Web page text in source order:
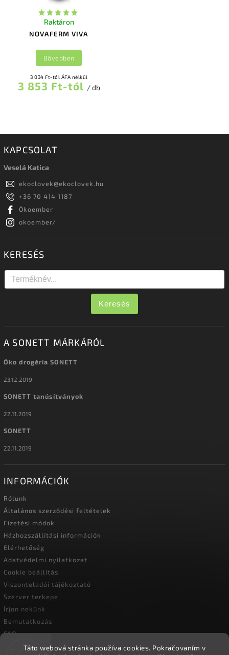
Táto webová stránka používa cookies. Pokračovaním v
NOVAFERM VIVA
Raktáron
3 034 Ft-tól ÁFA nélkül
3 853 Ft-tól / db
Bővebben
KAPCSOLAT
Veselá Katica
ekoclovek@ekoclovek.hu
+36 70 414 1187
Ökoember
okoember/
KERESÉS
Keresés
A SONETT MÁRKÁRÓL
Öko drogéria SONETT
23.12.2019
SONETT tanúsítványok
22.11.2019
SONETT
22.11.2019
INFORMÁCIÓK
Rólunk
Általános szerződési feltételek
Fizetési módok
Házhozszállítási információk
Elérhetőség
Adatvédelmi nyilatkozat
Cookie beállítás
Viszonteladói tájékoztató
Szerver terkepe
Írjon nekünk
Bemutatkozás
FAQ
Vásárlási útmutató